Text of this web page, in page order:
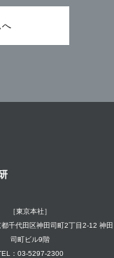
［東京本社］
千代田区神田司町2丁目2-12 神田
司町ビル9階
：03-5297-2300